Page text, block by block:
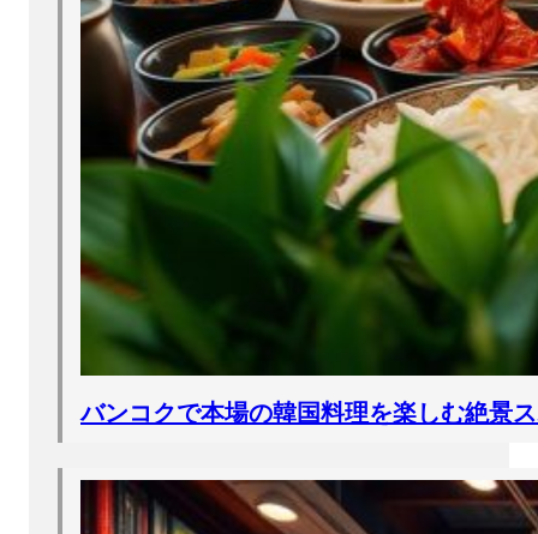
バンコクで本場の韓国料理を楽しむ絶景